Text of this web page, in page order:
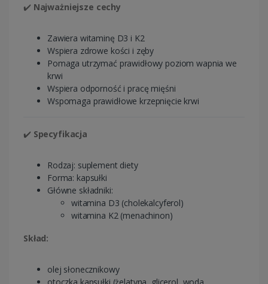
✔️ Najważniejsze cechy
Zawiera witaminę D3 i K2
Wspiera zdrowe kości i zęby
Pomaga utrzymać prawidłowy poziom wapnia we
krwi
Wspiera odporność i pracę mięśni
Wspomaga prawidłowe krzepnięcie krwi
✔️ Specyfikacja
Rodzaj: suplement diety
Forma: kapsułki
Główne składniki:
witamina D3 (cholekalcyferol)
witamina K2 (menachinon)
Skład:
olej słonecznikowy